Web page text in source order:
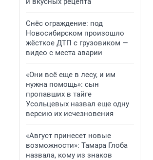
Снёс ограждение: под
Новосибирском произошло
жёсткое ДТП с грузовиком —
видео с места аварии
«Они всё еще в лесу, и им
нужна помощь»: сын
пропавших в тайге
Усольцевых назвал еще одну
версию их исчезновения
«Август принесет новые
возможности»: Тамара Глоба
назвала, кому из знаков